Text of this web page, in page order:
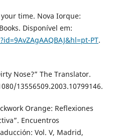
time. Nova Iorque:
Disponível em:
PT.
Nose?” The Translator.
13556509.2003.10799146.
Orange: Reflexiones
Encuentros
Vol. V, Madrid,